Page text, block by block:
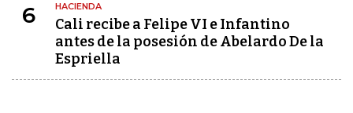
6 HACIENDA
Cali recibe a Felipe VI e Infantino
antes de la posesión de Abelardo De la
Espriella